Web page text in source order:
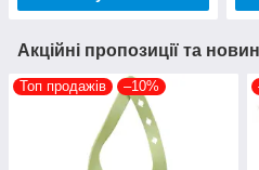
Акційні пропозиції та
Топ продажів –10%